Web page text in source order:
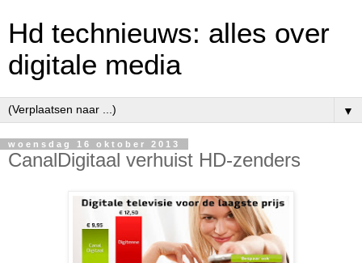
Hd technieuws: alles over
digitale media
▼
woensdag 16 oktober 2013
CanalDigitaal verhuist HD-zenders